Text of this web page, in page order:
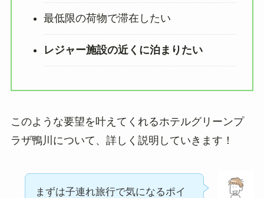
最低限の荷物で滞在したい
レジャー施設の近くに泊まりたい
このような要望を叶えてくれるホテルグリーンプ
ラザ鴨川について、詳しく説明していきます！
まずは子連れ旅行で気になるポイ